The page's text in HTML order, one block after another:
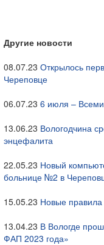
Другие новости
08.07.23 Открылось
Череповце
06.07.23 6 июля –
13.06.23 Вологодчина
энцефалита
22.05.23 Новый
больнице №2 в
15.05.23 Новые правила
13.04.23 В Вологде
ФАП 2023 года»